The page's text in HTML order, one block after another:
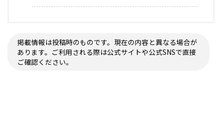
掲載情報は投稿時のものです。現在の内容と異なる場合が
あります。ご利用される際は公式サイトや公式SNSで直接
ご確認ください。